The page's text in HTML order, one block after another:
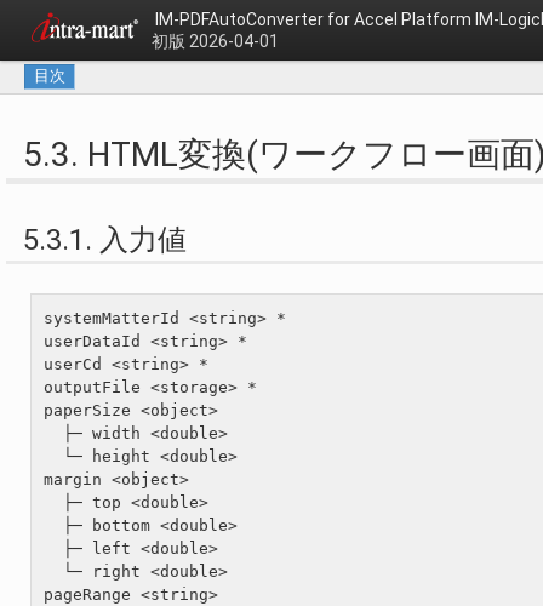
IM-PDFAutoConverter for Accel Platform IM-
初版 2026-04-01
目次
5.3. HTML変換(ワークフロー画面
5.3.1. 入力値
systemMatterId <string> *
userDataId <string> *
userCd <string> *
outputFile <storage> *
paperSize <object>
  ├─ width <double>
  └─ height <double>
margin <object>
  ├─ top <double>
  ├─ bottom <double>
  ├─ left <double>
  └─ right <double>
pageRange <string>